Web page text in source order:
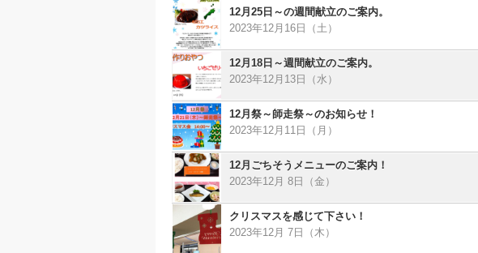
12月25日～の週間献立のご案内。
2023年12月16日（土）
12月18日～週間献立のご案内。
2023年12月13日（水）
12月祭～師走祭～のお知らせ！
2023年12月11日（月）
12月ごちそうメニューのご案内！
2023年12月 8日（金）
クリスマスを感じて下さい！
2023年12月 7日（木）